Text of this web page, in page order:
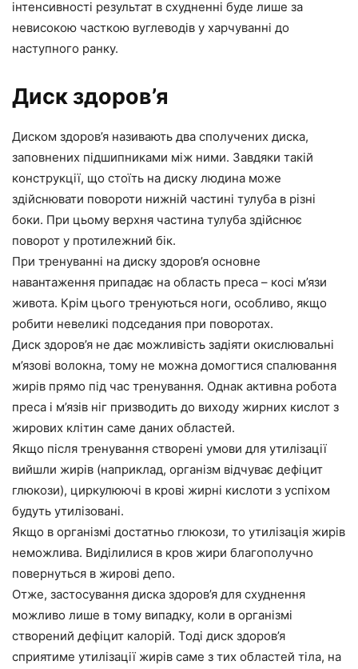
інтенсивності результат в схудненні буде лише за
невисокою часткою вуглеводів у харчуванні до
наступного ранку.
Диск здоров’я
Диском здоров’я називають два сполучених диска,
заповнених підшипниками між ними. Завдяки такій
конструкції, що стоїть на диску людина може
здійснювати повороти нижній частині тулуба в різні
боки. При цьому верхня частина тулуба здійснює
поворот у протилежний бік.
При тренуванні на диску здоров’я основне
навантаження припадає на область преса – косі м’язи
живота. Крім цього тренуються ноги, особливо, якщо
робити невеликі подседания при поворотах.
Диск здоров’я не дає можливість задіяти окислювальні
м’язові волокна, тому не можна домогтися спалювання
жирів прямо під час тренування. Однак активна робота
преса і м’язів ніг призводить до виходу жирних кислот з
жирових клітин саме даних областей.
Якщо після тренування створені умови для утилізації
вийшли жирів (наприклад, організм відчуває дефіцит
глюкози), циркулюючі в крові жирні кислоти з успіхом
будуть утилізовані.
Якщо в організмі достатньо глюкози, то утилізація жирів
неможлива. Виділилися в кров жири благополучно
повернуться в жирові депо.
Отже, застосування диска здоров’я для схуднення
можливо лише в тому випадку, коли в організмі
створений дефіцит калорій. Тоді диск здоров’я
сприятиме утилізації жирів саме з тих областей тіла, на